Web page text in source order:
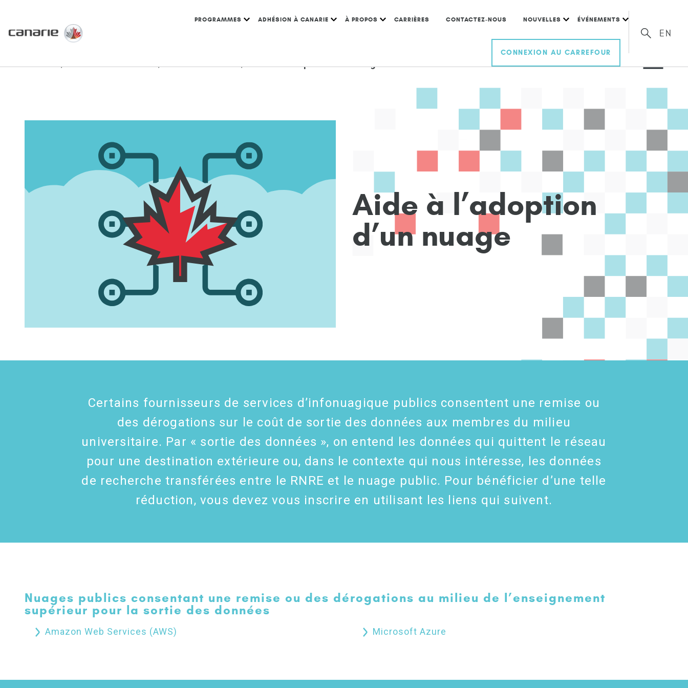
PROGRAMMES ADHÉSION À CANARIE À PROPOS CARRIÈRES CONTACTEZ-NOUS NOUVELLES ÉVÉNEMENTS
CONNEXION AU CARREFOUR
EN
Aide à l’adoption
d’un nuage
Certains fournisseurs de services d’infonuagique publics consentent une remise ou
des dérogations sur le coût de sortie des données aux membres du milieu
universitaire. Par « sortie des données », on entend les données qui quittent le réseau
pour une destination extérieure ou, dans le contexte qui nous intéresse, les données
de recherche transférées entre le RNRE et le nuage public. Pour bénéficier d’une telle
réduction, vous devez vous inscrire en utilisant les liens qui suivent.
Nuages publics consentant une remise ou des dérogations au milieu de l’enseignement
supérieur pour la sortie des données
Amazon Web Services (AWS) Microsoft Azure